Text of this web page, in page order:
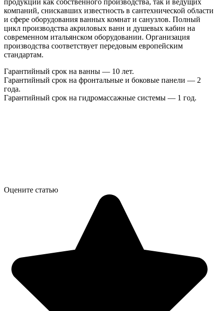
компаний, снискавших известность в сантехнической области
и сфере оборудования ванных комнат и санузлов. Полный
цикл производства акриловых ванн и душевых кабин на
современном итальянском оборудовании. Организация
производства соответствует передовым европейским
стандартам.
Гарантийный срок на ванны — 10 лет.
Гарантийный срок на фронтальные и боковые панели — 2
года.
Гарантийный срок на гидромассажные системы — 1 год.
Оцените статью